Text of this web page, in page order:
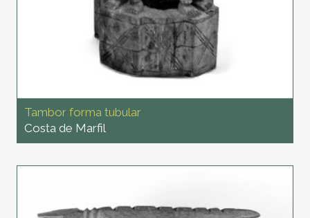
Tambor forma tubular
Costa de Marfil